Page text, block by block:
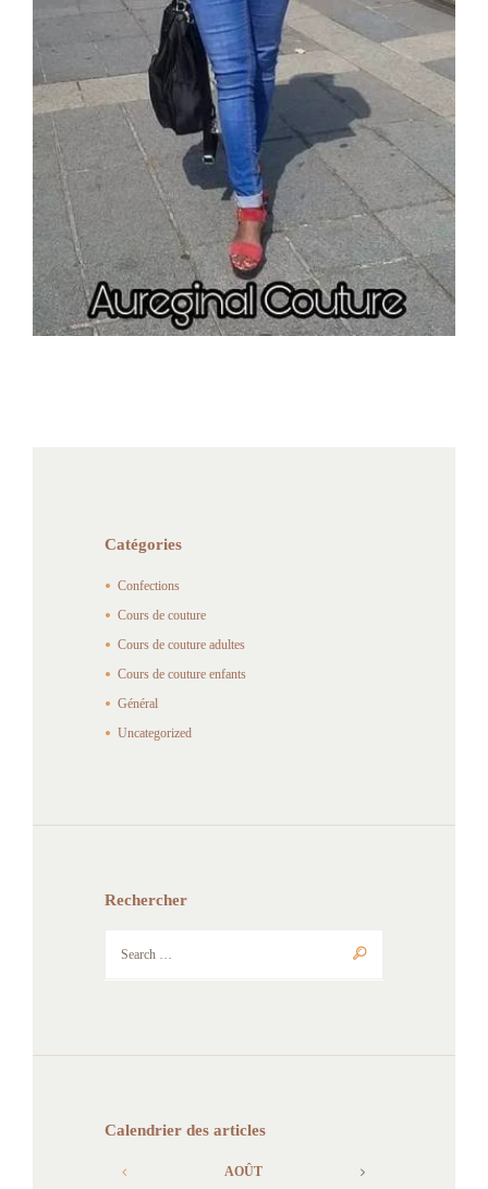
Catégories
Confections
Cours de couture
Cours de couture adultes
Cours de couture enfants
Général
Uncategorized
Rechercher
Calendrier des articles
AOÛT